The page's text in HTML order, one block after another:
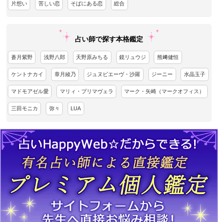
片想い 苦しい恋 そばにある恋 総合
占い師で探す本格鑑定
蒼月紫野 浅野八郎 天野原みちる 鏡リュウジ 熊﨑健恒
ケントナカイ 章月綾乃 ジュヌビエーヴ・沙羅 ジーニー 水晶玉子
マドモアゼル愛 マリィ・プリマヴェラ マーク・矢崎（マークオフィス）
三田モニカ 弥々 LUA